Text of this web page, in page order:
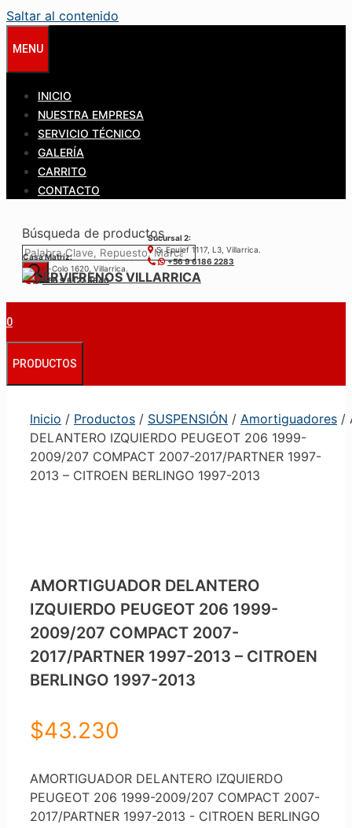
Saltar al contenido
MENU
INICIO
NUESTRA EMPRESA
SERVICIO TÉCNICO
GALERÍA
CARRITO
CONTACTO
Búsqueda de productos
Casa Matríz:
Colo-Colo 1620, Villarrica.
+56 9 6122 3840
Sucursal 2:
S. Epulef 1117, L3, Villarrica.
+56 9 6186 2283
0
PRODUCTOS
Inicio / Productos / SUSPENSIÓN / Amortiguadores /
DELANTERO IZQUIERDO PEUGEOT 206 1999-
2009/207 COMPACT 2007-2017/PARTNER 1997-
2013 – CITROEN BERLINGO 1997-2013
AMORTIGUADOR DELANTERO
IZQUIERDO PEUGEOT 206 1999-
2009/207 COMPACT 2007-
2017/PARTNER 1997-2013 – CITROEN
BERLINGO 1997-2013
$43.230
AMORTIGUADOR DELANTERO IZQUIERDO
PEUGEOT 206 1999-2009/207 COMPACT 2007-
2017/PARTNER 1997-2013 - CITROEN BERLINGO